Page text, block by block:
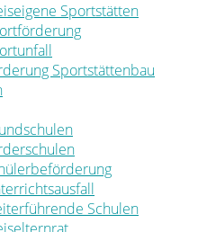
Sportstätten
Sportstättenbau
Schulen